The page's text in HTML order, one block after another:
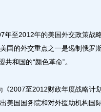
至2012年的美国外交政策战
国的外交重点之一是遏制俄罗
和国的“颜色革命”。
2007至2012财政年度战略计
美国国务院和对外援助机构国